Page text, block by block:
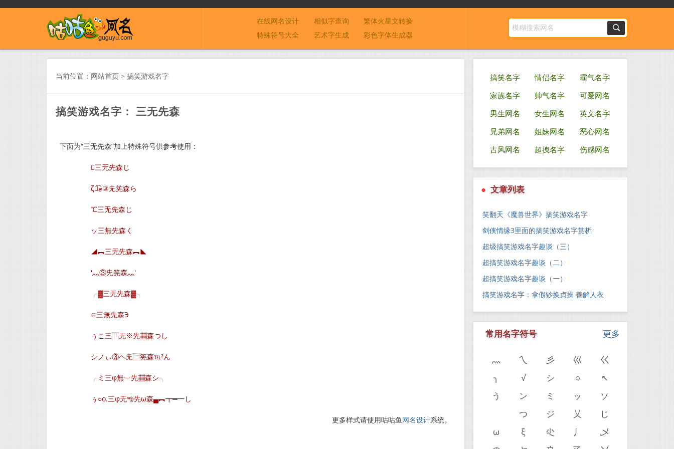
在线网名设计 相似字查询
繁体火星文转换
特殊符号大全
艺术字生成 彩色字体生成器
当前位置： 网站首页 > 搞笑游戏名字
搞笑游戏名字： 三无先森
下面为“三无先森”加上特殊符号供参考使用：
三无先森じ
ζั͡ޓ③兂筅森ら
℃三无先森じ
ッ三無先森く
◢︻三无先森︻◣
′灬③兂筅森灬′
╭▓三无先森▓╮
∈三無先森Э
ぅこ三⿲无※先▦森つし
シノぃ③ヘ兂⿳筅森℡²ん
╭ミ三φ無︺先▦森シ╮
ぅ○o.三φ无㎯先ω森▄︻┳═一し
更多样式请使用咕咕鱼网名设计系统。
搞笑名字 情侣名字
霸气名字
家族名字
帅气名字
可爱网名
男生网名
女生网名
英文名字
兄弟网名
姐妹网名
恶心网名
古风网名
超拽名字 伤感网名
● 文章列表
笑翻天《魔兽世界》搞笑游戏名字
剑侠情缘3里面的搞笑游戏名字赏析
超级搞笑游戏名字趣谈（三）
超搞笑游戏名字趣谈（二）
超搞笑游戏名字趣谈（一）
搞笑游戏名字：拿假钞换贞操 善解人衣
更多
常用名字符号
灬 乀 彡 巛
巜
╮
√ シ ○
↖
う
ン ミ ッ
ソ
つ ジ 乂
じ
ω
ξ 尐 丿
乄